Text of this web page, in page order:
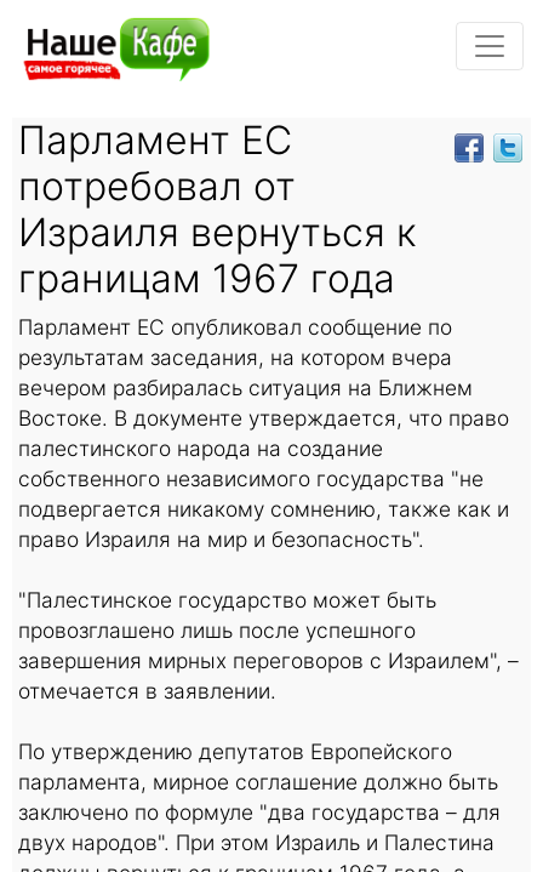
Парламент ЕС
потребовал от
Израиля вернуться к
границам 1967 года
Парламент ЕС опубликовал сообщение по
результатам заседания, на котором вчера
вечером разбиралась ситуация на Ближнем
Востоке. В документе утверждается, что право
палестинского народа на создание
собственного независимого государства "не
подвергается никакому сомнению, также как и
право Израиля на мир и безопасность".
"Палестинское государство может быть
провозглашено лишь после успешного
завершения мирных переговоров с Израилем", –
отмечается в заявлении.
По утверждению депутатов Европейского
парламента, мирное соглашение должно быть
заключено по формуле "два государства – для
двух народов". При этом Израиль и Палестина